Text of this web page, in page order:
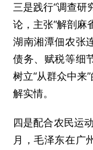
三是践行“调查研
论，主张“解剖
湖南湘潭佃农张
债务、赋税等细
树立“从群众中来
解实情。
四是配合农民运
月，毛泽东在广